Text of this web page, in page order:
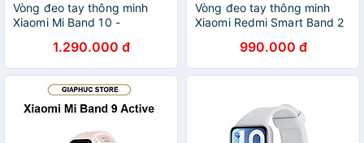
Vòng đeo tay thông minh
Xiaomi Mi Band 10 -
1.290.000 đ
Vòng đeo tay thông minh
Xiaomi Redmi Smart Band 2
990.000 đ